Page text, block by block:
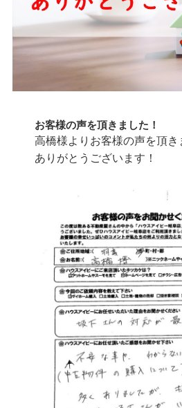
お客様の声を頂きました！
高橋様よりお客様の声を頂き
ありがとうございます！